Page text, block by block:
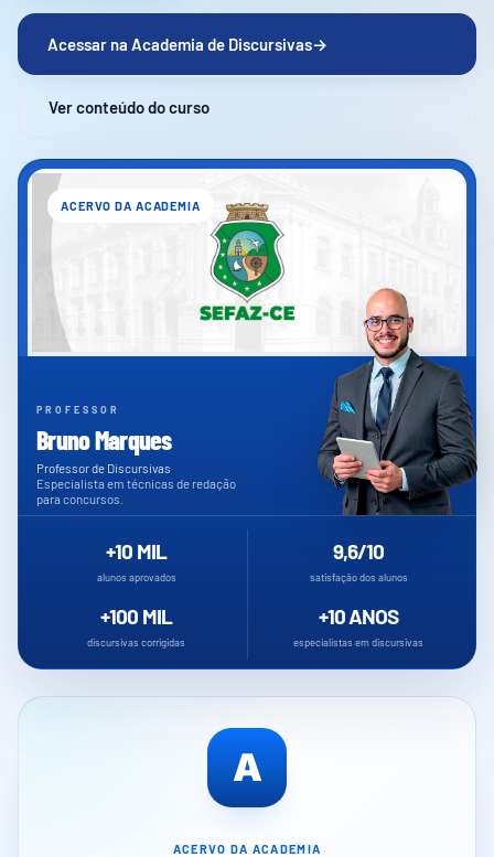
ACERVO DA ACADEMIA
PROFESSOR
Bruno Marques
Professor de Discursivas
Especialista em técnicas de redação
para concursos.
+10 MIL
alunos aprovados
9,6/10
satisfação dos alunos
+100 MIL
discursivas corrigidas
+10 ANOS
especialistas em discursivas
Acessar na Academia de Discursivas→
Ver conteúdo do curso
Disponível
A
ACERVO DA ACADEMIA